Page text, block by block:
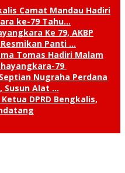
Camat Mandau Hadiri
ke-79 Tahu…
Ke 79, AKBP
Resmikan Panti …
Tomas Hadiri Malam
79
Nugraha Perdana
Susun Alat …
DPRD Bengkalis,